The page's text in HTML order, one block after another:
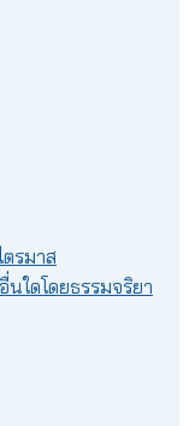
รมาส
ใดโดยธรรมจริยา